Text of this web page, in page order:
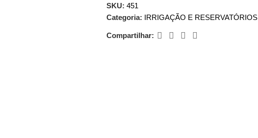
SKU: 451
Categoria: IRRIGAÇÃO E RESERVATÓRIOS
Compartilhar: